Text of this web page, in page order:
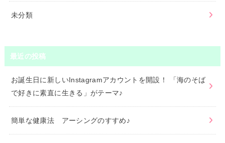
未分類
最近の投稿
お誕生日に新しいInstagramアカウントを開設！ 「海のそば
で好きに素直に生きる」がテーマ♪
簡単な健康法 アーシングのすすめ♪